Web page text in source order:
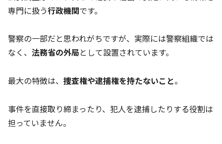
専門に扱う行政機関です。
警察の一部だと思われがちですが、実際には警察組織では
なく、 法務省の外局として設置されています。
最大の特徴は、 捜査権や逮捕権を持たないこと。
事件を直接取り締まったり、犯人を逮捕したりする役割は
担っていません。